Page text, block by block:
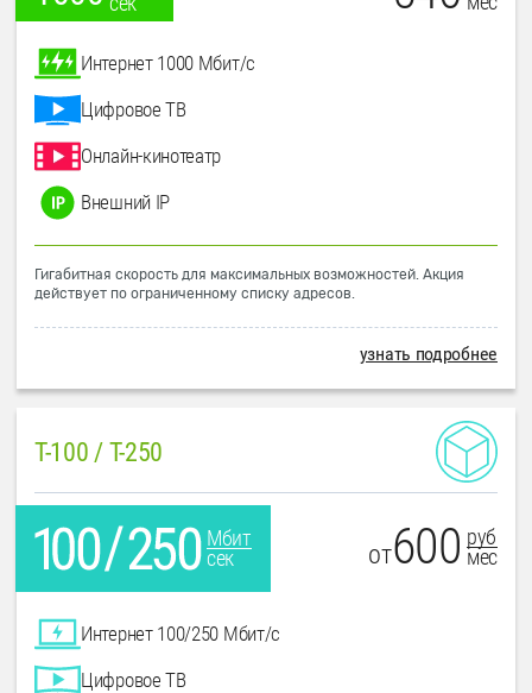
Интернет 1000 Мбит/с
Цифровое ТВ
Онлайн-кинотеатр
Внешний IP
Гигабитная скорость для максимальных возможностей. Акция
действует по ограниченному списку адресов.
узнать подробнее
T-100 / T-250
Мбит
сек
от600 руб
мес
Интернет 100/250 Мбит/с
Цифровое ТВ